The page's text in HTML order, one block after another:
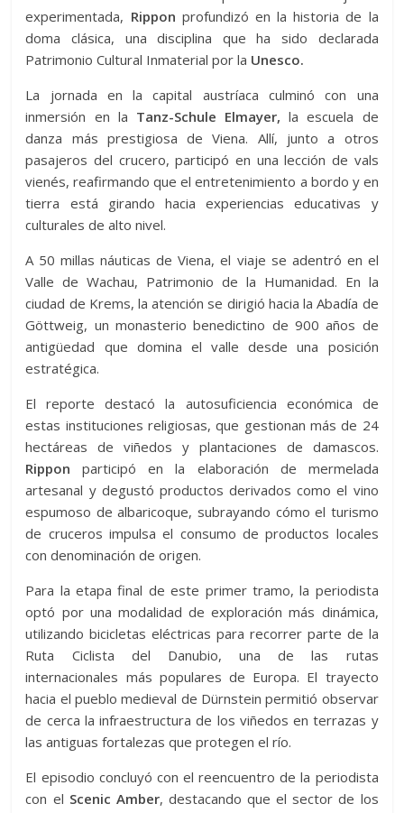
experimentada, Rippon profundizó en la historia de la
doma clásica, una disciplina que ha sido declarada
Patrimonio Cultural Inmaterial por la Unesco.
La jornada en la capital austríaca culminó con una
inmersión en la Tanz-Schule Elmayer, la escuela de
danza más prestigiosa de Viena. Allí, junto a otros
pasajeros del crucero, participó en una lección de vals
vienés, reafirmando que el entretenimiento a bordo y en
tierra está girando hacia experiencias educativas y
culturales de alto nivel.
A 50 millas náuticas de Viena, el viaje se adentró en el
Valle de Wachau, Patrimonio de la Humanidad. En la
ciudad de Krems, la atención se dirigió hacia la Abadía de
Göttweig, un monasterio benedictino de 900 años de
antigüedad que domina el valle desde una posición
estratégica.
El reporte destacó la autosuficiencia económica de
estas instituciones religiosas, que gestionan más de 24
hectáreas de viñedos y plantaciones de damascos.
Rippon participó en la elaboración de mermelada
artesanal y degustó productos derivados como el vino
espumoso de albaricoque, subrayando cómo el turismo
de cruceros impulsa el consumo de productos locales
con denominación de origen.
Para la etapa final de este primer tramo, la periodista
optó por una modalidad de exploración más dinámica,
utilizando bicicletas eléctricas para recorrer parte de la
Ruta Ciclista del Danubio, una de las rutas
internacionales más populares de Europa. El trayecto
hacia el pueblo medieval de Dürnstein permitió observar
de cerca la infraestructura de los viñedos en terrazas y
las antiguas fortalezas que protegen el río.
El episodio concluyó con el reencuentro de la periodista
con el Scenic Amber, destacando que el sector de los